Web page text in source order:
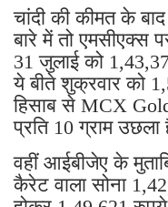
चांदी की कीमत के
बारे में तो एमसीएक्स
31 जुलाई को
ये बीते शुक्रवार को
हिसाब से MCX
प्रति 10 ग्राम उछला
वहीं आईबीजेए के
कैरेट वाला सोना